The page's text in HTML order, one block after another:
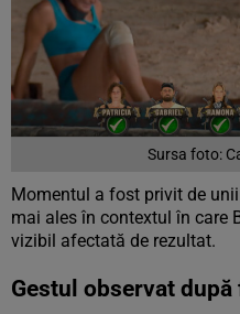
Sursa foto:
Momentul a fost privit de
mai ales în contextul în care
vizibil afectată de rezultat.
Gestul observat